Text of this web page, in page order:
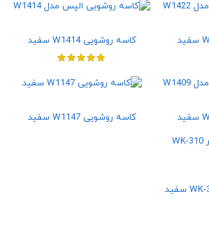
کاسه روشویی W1414 سفید
کاسه روشویی W1147 سفید